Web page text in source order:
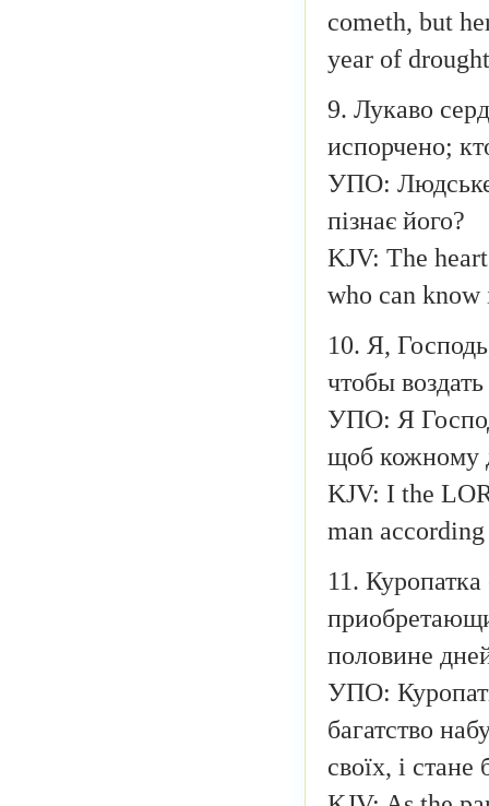
cometh, but
year of
9. Лукаво
испорчено;
УПО: Людське
пізнає його?
KJV: The
who can know
10. Я,
чтобы
УПО: Я
щоб кожному
KJV: I the
man
11.
половине
УПО:
багатство
своїх, і